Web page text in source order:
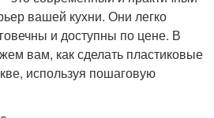
вашей кухни. Они легко
и доступны по цене. В
вам, как сделать пластиковые
используя пошаговую